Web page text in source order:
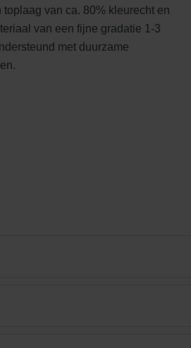
Edelblauw
toplaag van ca. 80% kleurecht en
van een fijne gradatie 1-3
met duurzame